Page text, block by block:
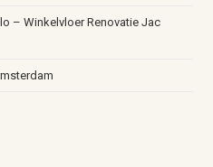
– Winkelvloer Renovatie Jac